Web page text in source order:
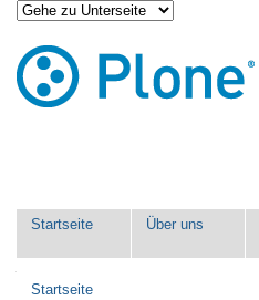
Direkt
zum
Inhalt
|
Direkt
zur
Benutzerspezifische
Werkzeuge
Startseite Über uns
Startseite